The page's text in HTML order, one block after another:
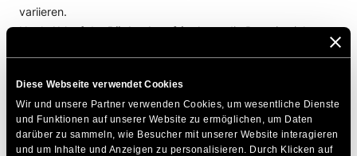
Diese Webseite verwendet Cookies
Wir und unsere Partner verwenden Cookies, um wesentliche Dienste
und Funktionen auf unserer Website zu ermöglichen, um Daten
darüber zu sammeln, wie Besucher mit unserer Website interagieren
und um Inhalte und Anzeigen zu personalisieren. Durch Klicken auf
variieren.
Nach Ablauf derRücknahmefristkann die Domain nicht
DIESEN ARTIKEL TEILEN